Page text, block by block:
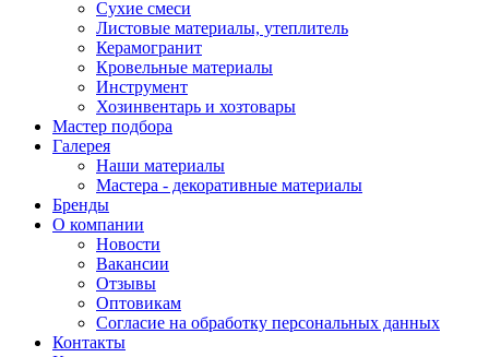
Сухие смеси
Листовые материалы, утеплитель
Керамогранит
Кровельные материалы
Инструмент
Хозинвентарь и хозтовары
Мастер подбора
Галерея
Наши материалы
Мастера - декоративные материалы
Бренды
О компании
Новости
Вакансии
Отзывы
Оптовикам
Cогласие на обработку персональных данных
Контакты